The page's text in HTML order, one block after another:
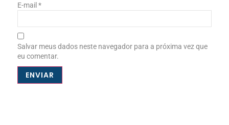
E-mail *
Salvar meus dados neste navegador para a próxima vez que
eu comentar.